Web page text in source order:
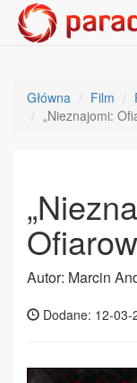
Główna Film
„Nieznajomi:
Autor: Marcin
Dodane: 12-03-